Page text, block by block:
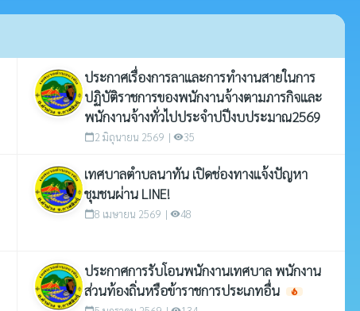
ประกาศเรื่องการลาและการทำงานสายในการ
ปฏิบัติราชการของพนักงานจ้างตามภารกิจและ
พนักงานจ้างทั่วไปประจำปปีงบประมาณ2569
calendar_today2 มิถุนายน 2569 | visibility35
เทศบาลตำบลนาทัน เปิดช่องทางแจ้งปัญหา
ชุมชนผ่าน LINE!
calendar_today8 เมษายน 2569 | visibility48
ประกาศการรับโอนพนักงานเทศบาล พนักงาน
ส่วนท้องถิ่นหรือข้าราชการประเภทอื่น
local_fire_department